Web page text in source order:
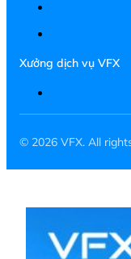
Xưởng dịch vụ VFX
© 2026 VFX. All